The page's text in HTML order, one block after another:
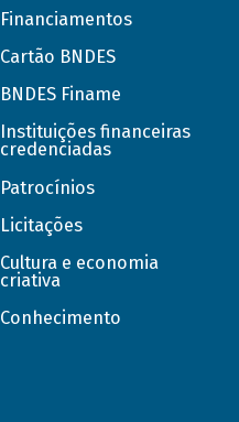
Financiamentos
Cartão BNDES
BNDES Finame
Instituições financeiras
credenciadas
Patrocínios
Licitações
Cultura e economia
criativa
Conhecimento